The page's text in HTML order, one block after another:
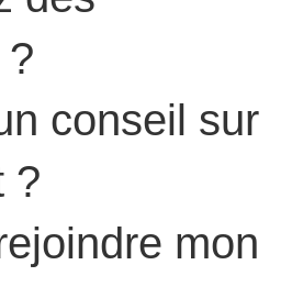
conseil sur
?
mon